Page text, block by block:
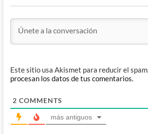
Este sitio usa Akismet para reducir el spam.
procesan los datos de tus comentarios.
2 COMMENTS
más antiguos